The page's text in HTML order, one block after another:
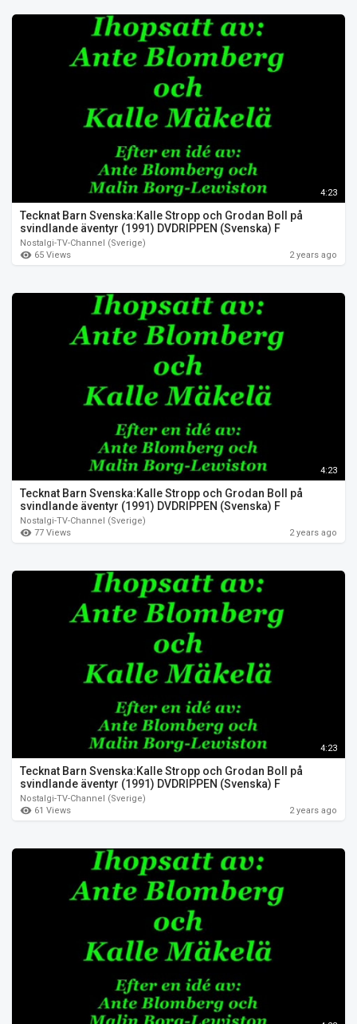
4:23
Tecknat Barn Svenska:Kalle Stropp och Grodan Boll på
svindlande äventyr (1991) DVDRIPPEN (Svenska) F
Nostalgi-TV-Channel (Sverige)
65 Views
2 years ago
4:23
Tecknat Barn Svenska:Kalle Stropp och Grodan Boll på
svindlande äventyr (1991) DVDRIPPEN (Svenska) F
Nostalgi-TV-Channel (Sverige)
77 Views
2 years ago
4:23
Tecknat Barn Svenska:Kalle Stropp och Grodan Boll på
svindlande äventyr (1991) DVDRIPPEN (Svenska) F
Nostalgi-TV-Channel (Sverige)
61 Views
2 years ago